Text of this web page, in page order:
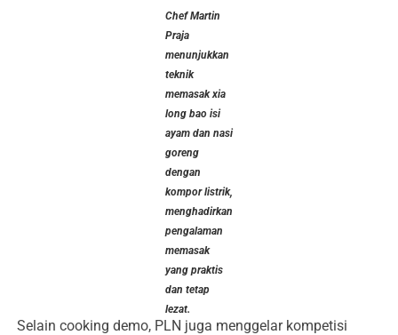
Chef Martin
Praja
menunjukkan
teknik
memasak xia
long bao isi
ayam dan nasi
goreng
dengan
kompor listrik,
menghadirkan
pengalaman
memasak
yang praktis
dan tetap
lezat.
Selain cooking demo, PLN juga menggelar kompetisi